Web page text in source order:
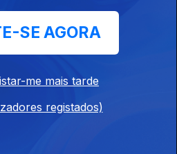
Ep. 23
Climate Summit
- Évora /
Mobilidade e
Transporte
SE AGORA
me mais tarde
registados)